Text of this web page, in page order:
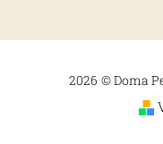
2026 © Doma